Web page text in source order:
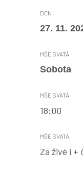
27. 11.
Sobota
Za živé i